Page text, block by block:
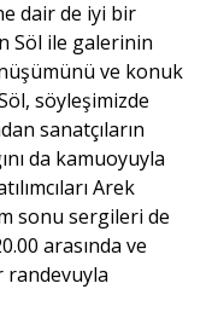
dair de iyi bir
Söl ile galerinin
ve konuk
söyleşimizde
sanatçıların
da kamuoyuyla
Arek
sonu sergileri de
arasında ve
randevuyla